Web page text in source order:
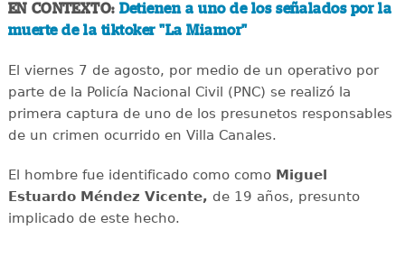
EN CONTEXTO: Detienen a uno de los señalados por la
muerte de la tiktoker "La Miamor"
El viernes 7 de agosto, por medio de un operativo por
parte de la Policía Nacional Civil (PNC) se realizó la
primera captura de uno de los presunetos responsables
de un crimen ocurrido en Villa Canales.
El hombre fue identificado como comoMiguel
Estuardo Méndez Vicente, de 19 años, presunto
implicado de este hecho.